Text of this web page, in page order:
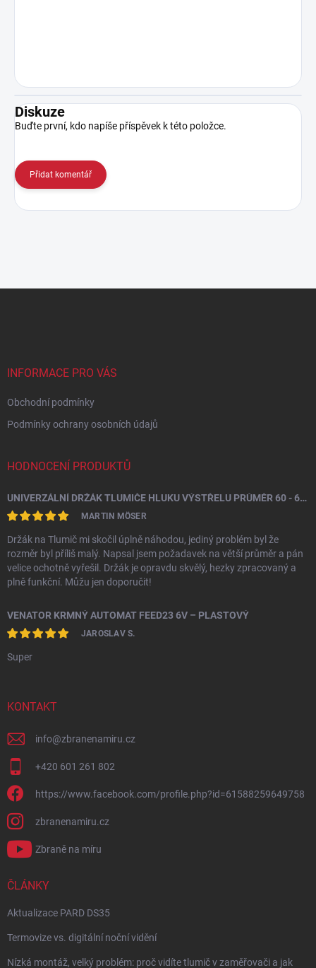
Diskuze
Buďte první, kdo napíše příspěvek k této položce.
Přidat komentář
INFORMACE PRO VÁS
Obchodní podmínky
Podmínky ochrany osobních údajů
HODNOCENÍ PRODUKTŮ
UNIVERZÁLNÍ DRŽÁK TLUMIČE HLUKU VÝSTŘELU PRŮMĚR 60 - 64,5 MM
MARTIN MÖSER
Držák na Tlumič mi skočil úplně náhodou, jediný problém byl že
rozměr byl příliš malý. Napsal jsem požadavek na větší průměr a pán
velice ochotně vyřešil. Držák je opravdu skvělý, hezky zpracovaný a
plně funkční. Můžu jen doporučit!
VENATOR KRMNÝ AUTOMAT FEED23 6V – PLASTOVÝ
JAROSLAV S.
Super
KONTAKT
info@zbranenamiru.cz
+420 601 261 802
https://www.facebook.com/profile.php?id=61588259649758
zbranenamiru.cz
Zbraně na míru
ČLÁNKY
Aktualizace PARD DS35
Termovize vs. digitální noční vidění
Nízká montáž, velký problém: proč vidíte tlumič v zaměřovači a jak